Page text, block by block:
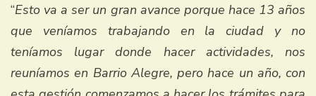
“Esto va a ser un gran avance porque hace 13 años
que veníamos trabajando en la ciudad y no
teníamos lugar donde hacer actividades, nos
reuníamos en Barrio Alegre, pero hace un año, con